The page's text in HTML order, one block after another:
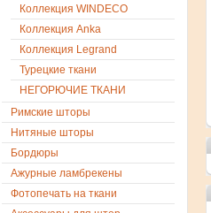
Коллекция WINDECO
Коллекция Anka
Коллекция Legrand
Турецкие ткани
НЕГОРЮЧИЕ ТКАНИ
Римские шторы
Нитяные шторы
Бордюры
Ажурные ламбрекены
Фотопечать на ткани